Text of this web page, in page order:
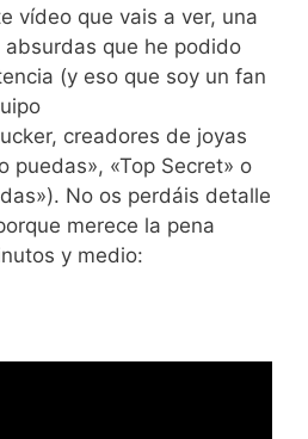
vídeo que vais a ver, una
que he podido
(y eso que soy un fan
creadores de joyas
puedas», «Top Secret» o
No os perdáis detalle
merece la pena
y medio: